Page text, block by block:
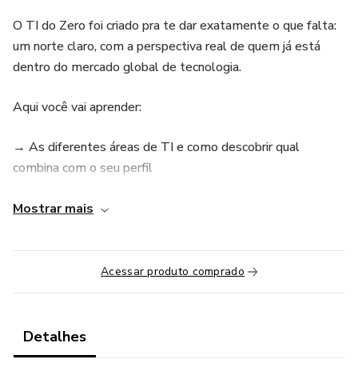
O TI do Zero foi criado pra te dar exatamente o que falta:
um norte claro, com a perspectiva real de quem já está
dentro do mercado global de tecnologia.
Aqui você vai aprender:
→ As diferentes áreas de TI e como descobrir qual
combina com o seu perfil
→ Como e onde estudar: faculdade, bootcamp ou
→ Como o inglês pode te ajudar desde o início, mesmo
sem ser fluente
→ Como montar seu currículo e LinkedIn mesmo sem
Mostrar mais
Acessar produto comprado
Detalhes